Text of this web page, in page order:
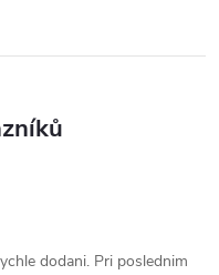
dodani. Pri poslednim